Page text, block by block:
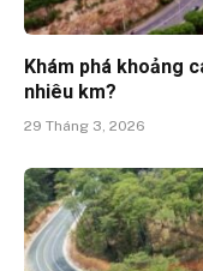
Khám phá khoảng
nhiêu km?
29 Tháng 3, 2026